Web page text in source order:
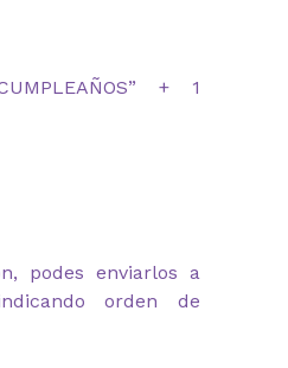
+ 1
podes enviarlos a
indicando orden de